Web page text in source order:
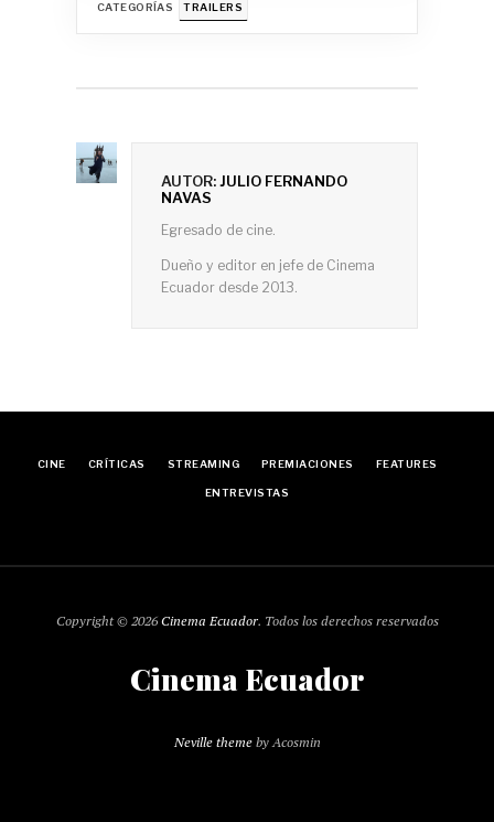
CATEGORÍAS TRAILERS
AUTOR:JULIO FERNANDO
NAVAS
Egresado de cine.
Dueño y editor en jefe de Cinema
Ecuador desde 2013.
CINE CRÍTICAS STREAMING PREMIACIONES FEATURES
ENTREVISTAS
Copyright © 2026Cinema Ecuador. Todos los derechos reservados
Cinema Ecuador
Neville themeby Acosmin